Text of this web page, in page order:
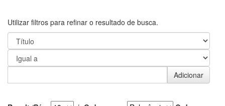
Utilizar filtros para refinar o resultado de busca.